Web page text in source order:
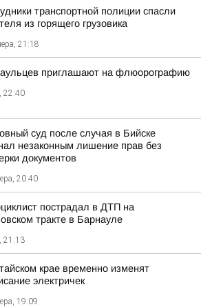
транспортной полиции спасли
из горящего грузовика
21:18
приглашают на флюорографию
22:40
суд после случая в Бийске
незаконным лишение прав без
документов
20:40
пострадал в ДТП на
тракте в Барнауле
21:13
крае временно изменят
электричек
19:09